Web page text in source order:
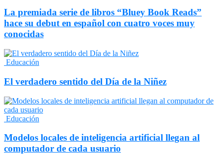
La premiada serie de libros “Bluey Book Reads”
hace su debut en español con cuatro voces muy
conocidas
Educación
El verdadero sentido del Día de la Niñez
Educación
Modelos locales de inteligencia artificial llegan al
computador de cada usuario